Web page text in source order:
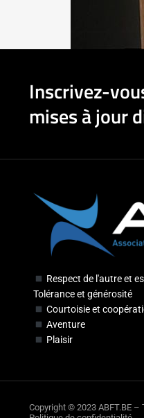
Inscrivez-
mises à jour
Respect de l'autre et
Tolérance et générosité
Courtoisie et
Aventure
Plaisir
Copyright © 2023 ABFT.BE –